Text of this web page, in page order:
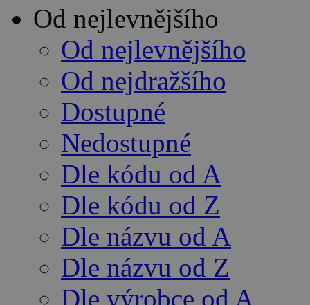
Od nejlevnějšího
Od nejlevnějšího
Od nejdražšího
Dostupné
Nedostupné
Dle kódu od A
Dle kódu od Z
Dle názvu od A
Dle názvu od Z
Dle výrobce od A